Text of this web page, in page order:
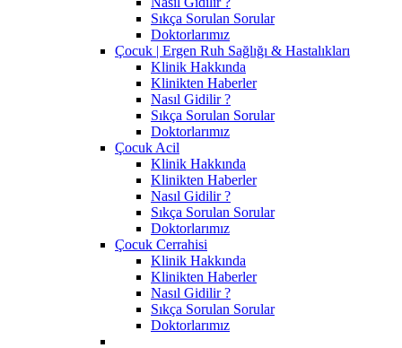
Sıkça Sorulan Sorular
Doktorlarımız
Çocuk | Ergen Ruh Sağlığı & Hastalıkları
Klinik Hakkında
Klinikten Haberler
Nasıl Gidilir ?
Sıkça Sorulan Sorular
Doktorlarımız
Çocuk Acil
Klinik Hakkında
Klinikten Haberler
Nasıl Gidilir ?
Sıkça Sorulan Sorular
Doktorlarımız
Çocuk Cerrahisi
Klinik Hakkında
Klinikten Haberler
Nasıl Gidilir ?
Sıkça Sorulan Sorular
Doktorlarımız